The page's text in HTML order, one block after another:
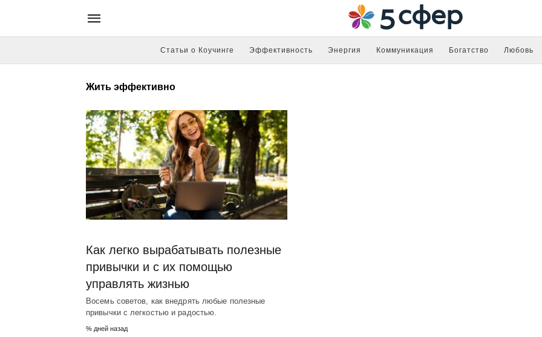
Статьи о Коучинге Эффективность Энергия Коммуникация Богатство Любовь
Жить эффективно
Как легко вырабатывать полезные
привычки и с их помощью
управлять жизнью
Восемь советов, как внедрять любые полезные
привычки с легкостью и радостью.
% дней назад